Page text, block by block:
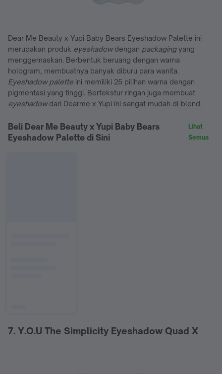
Dear Me Beauty x Yupi Baby Bears Eyeshadow Palette ini
merupakan produk eyeshadowdengan packagingyang
menggemaskan. Berbentuk beruang dengan warna
hologram, membuatnya banyak diburu para wanita.
Eyeshadow palette ini memiliki 25 pilihan warna dengan
pigmentasi yang tinggi. Bertekstur ringan juga membuat
eyeshadowdari Dearme x Yupi ini sangat mudah di-blend.
Beli Dear Me Beauty x Yupi Baby Bears
Eyeshadow Palette di Sini
Lihat
Semua
7. Y.O.U The Simplicity Eyeshadow Quad X